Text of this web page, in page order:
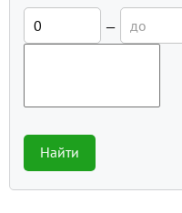
—
Найти